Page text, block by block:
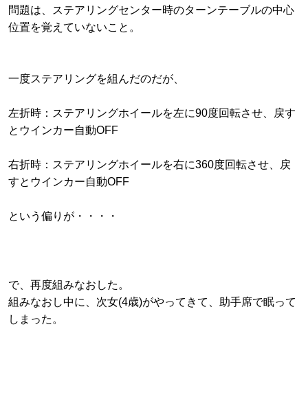
問題は、ステアリングセンター時のターンテーブルの中心
位置を覚えていないこと。
一度ステアリングを組んだのだが、
左折時：ステアリングホイールを左に90度回転させ、戻す
とウインカー自動OFF
右折時：ステアリングホイールを右に360度回転させ、戻
すとウインカー自動OFF
という偏りが・・・・
で、再度組みなおした。
組みなおし中に、次女(4歳)がやってきて、助手席で眠って
しまった。